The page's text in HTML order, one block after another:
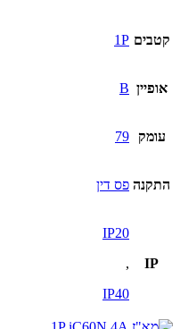
קטבים 1P
אופיין B
עומק 79
התקנה פס דין
IP
IP20
,
IP40